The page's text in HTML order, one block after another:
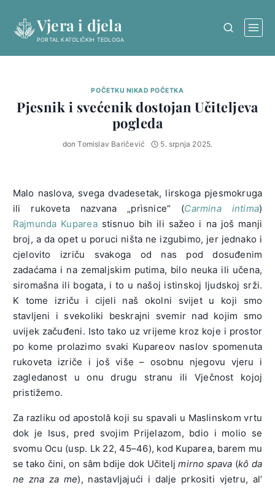
content
Vjera i djela
PORTAL KATOLIČKIH TEOLOGA
POČETKU NIKAD POČETKA
Pjesnik i svećenik dostojan Učiteljeva
pogleda
don Tomislav Baričević 5. srpnja 2025.
Malo naslova, svega dvadesetak, lirskoga pjesmokruga
ili rukoveta nazvana „prìsnice“ (Carmina intima)
Rajmunda Kupareastisnuo bih ili sažeo i na još manji
broj, a da opet u poruci ništa ne izgubimo, jer jednako i
cjelovito izriču svakoga od nas pod dosuđenim
zadaćama i na zemaljskim putima, bilo neuka ili učena,
siromašna ili bogata, i to u našoj istinskoj ljudskoj srži.
K tome izriču i cijeli naš okolni svijet u koji smo
stavljeni i svekoliki beskrajni svemir nad kojim smo
uvijek začuđeni. Isto tako uz vrijeme kroz koje i prostor
po kome prolazimo svaki Kupareov naslov spomenuta
rukoveta izriče i još više – osobnu njegovu vjeru i
zagledanost u onu drugu stranu ili Vječnost kojoj
pristižemo.
Za razliku od apostolâ koji su spavali u Maslinskom vrtu
dok je Isus, pred svojim Prijelazom, bdio i molio se
svomu Ocu (usp. Lk 22, 45–46), kod Kuparea, barem mu
se tako čini, on sâm bdije dok Učiteljmirno spava (kô da
ne zna za me), nastavljajući i dalje prkositi vjetru, al’